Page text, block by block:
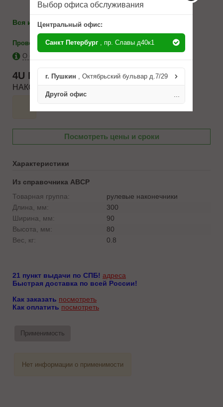
Вся информация по телефону:
Проверить на применимость- каталоги
О бренде 4U
4U MRA09806
НАКОНЕЧНИК РУЛЕВОЙ ТЯГИ
Посмотреть цены и сроки
Характеристики
Из справочника ABCP
Товарная группа:
рулевые наконечники
Длина, мм:
300
Ширина, мм:
90
Высота, мм:
80
Вес, кг:
0.8
21 пункт выдачи по СПБ! адреса
Быстрая доставка по всей России!
Как заказать посмотреть
Как оплатить посмотреть
Применимость
Нет информации о применимости
Выбор офиса обслуживания
Центральный офис:
Санкт Петербург , пр. Славы д40к1
г. Пушкин , Октябрьский бульвар д.7/29
Другой офис